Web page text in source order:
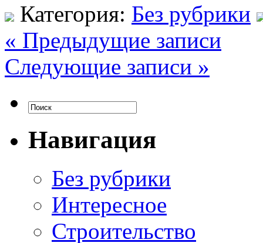
Категория: Без рубрики
« Предыдущие записи
Следующие записи »
Навигация
Без рубрики
Интересное
Строительство